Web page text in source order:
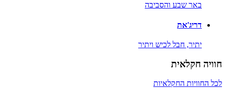
באר שבע והסביבה
דריג'את
יתיר, חבל לכיש ויתיר
חוויה חקלאית
לכל החוויות החקלאיות